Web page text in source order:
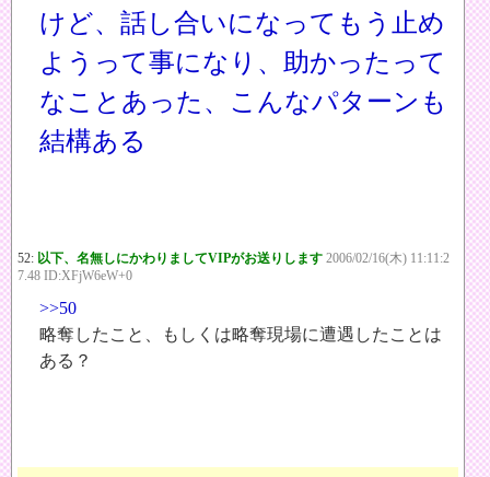
けど、話し合いになってもう止め
ようって事になり、助かったって
なことあった、こんなパターンも
結構ある
52: 以下、名無しにかわりましてVIPがお送りします 2006/02/16(木) 11:11:2
7.48 ID:XFjW6eW+0
>>50
略奪したこと、もしくは略奪現場に遭遇したことは
ある？